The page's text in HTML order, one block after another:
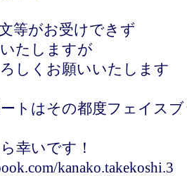
等がお受けできず
たしますが
しくお願いいたします
トはその都度フェイス
幸いです！
kanako.takekoshi.3